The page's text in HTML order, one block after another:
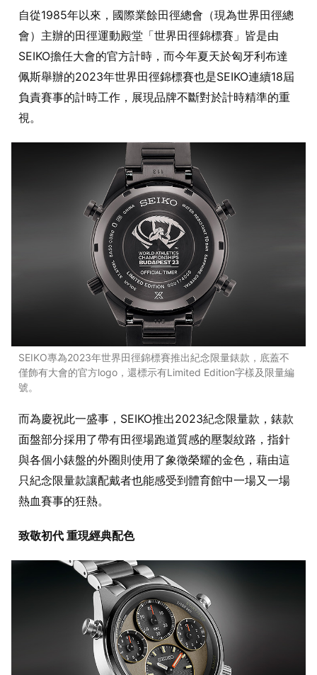
自從1985年以來，國際業餘田徑總會（現為世界田徑總
會）主辦的田徑運動殿堂「世界田徑錦標賽」皆是由
SEIKO擔任大會的官方計時，而今年夏天於匈牙利布達
佩斯舉辦的2023年世界田徑錦標賽也是SEIKO連續18屆
負責賽事的計時工作，展現品牌不斷對於計時精準的重
視。
SEIKO專為2023年世界田徑錦標賽推出紀念限量錶款，底蓋不
僅飾有大會的官方logo，還標示有Limited Edition字樣及限量編
號。
而為慶祝此一盛事，SEIKO推出2023紀念限量款，錶款
面盤部分採用了帶有田徑場跑道質感的壓製紋路，指針
與各個小錶盤的外圈則使用了象徵榮耀的金色，藉由這
只紀念限量款讓配戴者也能感受到體育館中一場又一場
熱血賽事的狂熱。
致敬初代 重現經典配色